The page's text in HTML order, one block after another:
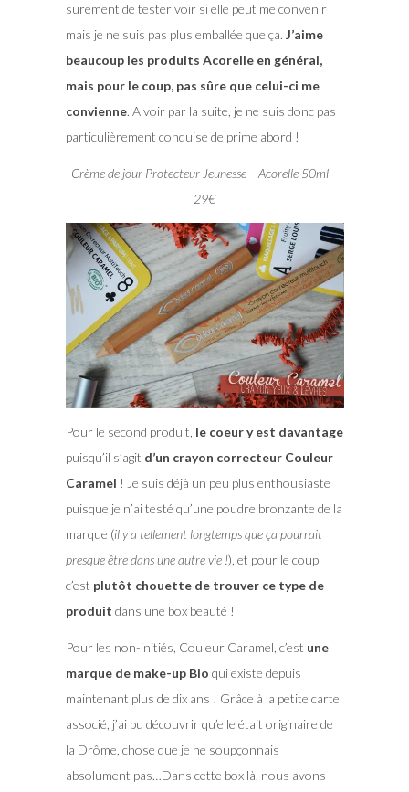
surement de tester voir si elle peut me convenir
mais je ne suis pas plus emballée que ça. J’aime
beaucoup les produits Acorelle en général,
mais pour le coup, pas sûre que celui-ci me
convienne. A voir par la suite, je ne suis donc pas
particulièrement conquise de prime abord !
Crème de jour Protecteur Jeunesse – Acorelle 50ml –
29€
Pour le second produit, le coeur y est davantage
puisqu’il s’agit d’un crayon correcteur Couleur
Caramel ! Je suis déjà un peu plus enthousiaste
puisque je n’ai testé qu’une poudre bronzante de la
marque (il y a tellement longtemps que ça pourrait
presque être dans une autre vie !), et pour le coup
c’est plutôt chouette de trouver ce type de
produit dans une box beauté !
Pour les non-initiés, Couleur Caramel, c’est une
marque de make-up Bio qui existe depuis
maintenant plus de dix ans ! Grâce à la petite carte
associé, j’ai pu découvrir qu’elle était originaire de
la Drôme, chose que je ne soupçonnais
absolument pas…Dans cette box là, nous avons